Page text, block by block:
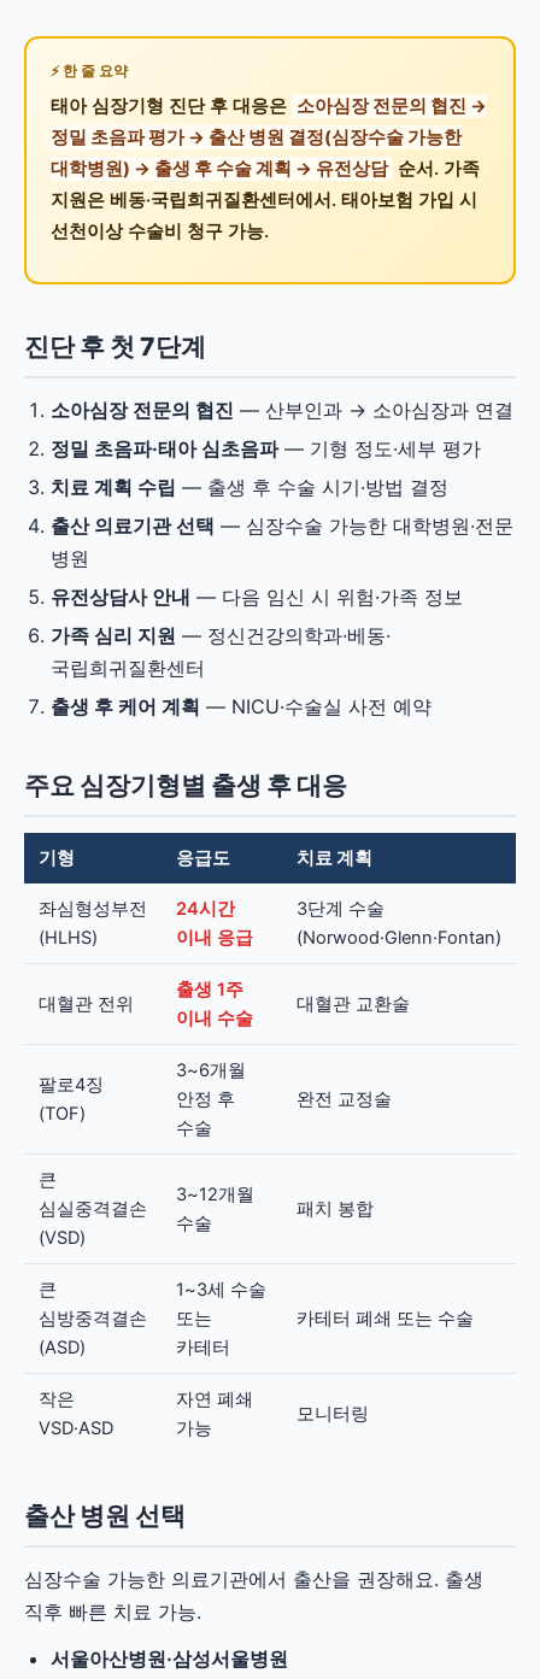
한 줄 요약
태아 심장기형 진단 후 대응은 소아심장 전문의 협진 →
정밀 초음파 평가 → 출산 병원 결정(심장수술 가능한
대학병원) → 출생 후 수술 계획 → 유전상담 순서. 가족
지원은 베동·국립희귀질환센터에서. 태아보험 가입 시
선천이상 수술비 청구 가능.
진단 후 첫 7단계
소아심장 전문의 협진 — 산부인과 → 소아심장과 연결
정밀 초음파·태아 심초음파— 기형 정도·세부 평가
치료 계획 수립 — 출생 후 수술 시기·방법 결정
출산 의료기관 선택 — 심장수술 가능한 대학병원·전문
병원
유전상담사 안내 — 다음 임신 시 위험·가족 정보
가족 심리 지원 — 정신건강의학과·베동·
국립희귀질환센터
출생 후 케어 계획 — NICU·수술실 사전 예약
주요 심장기형별 출생 후 대응
기형 응급도 치료 계획
좌심형성부전
(HLHS)
24시간
이내 응급
3단계 수술
(Norwood·Glenn·Fontan)
대혈관 전위
출생 1주
이내 수술
대혈관 교환술
팔로4징
(TOF)
3~6개월
안정 후
수술
완전 교정술
큰
심실중격결손
(VSD)
3~12개월
수술
패치 봉합
큰
심방중격결손
(ASD)
1~3세 수술
또는
카테터
카테터 폐쇄 또는 수술
작은
VSD·ASD
자연 폐쇄
가능
모니터링
출산 병원 선택
심장수술 가능한 의료기관에서 출산을 권장해요. 출생
직후 빠른 치료 가능.
서울아산병원·삼성서울병원